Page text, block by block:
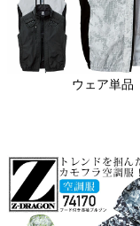
ウェア単品